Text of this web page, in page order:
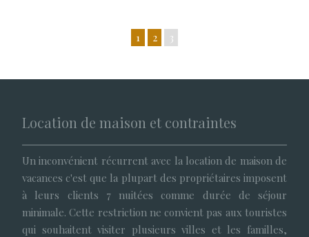
1 2 3
Location de maison et contraintes
Un inconvénient récurrent avec la location de maison de
vacances c'est que la plupart des propriétaires imposent
à leurs clients 7 nuitées comme durée de séjour
minimale. Cette restriction ne convient pas aux touristes
qui souhaitent visiter plusieurs villes et les familles,